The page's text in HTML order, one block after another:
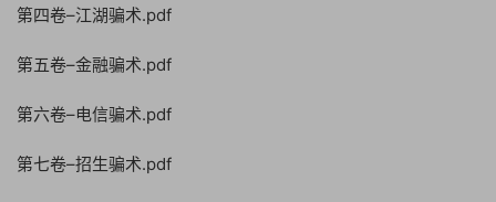
第四卷–江湖骗术.pdf
第五卷–金融骗术.pdf
第六卷–电信骗术.pdf
第七卷–招生骗术.pdf